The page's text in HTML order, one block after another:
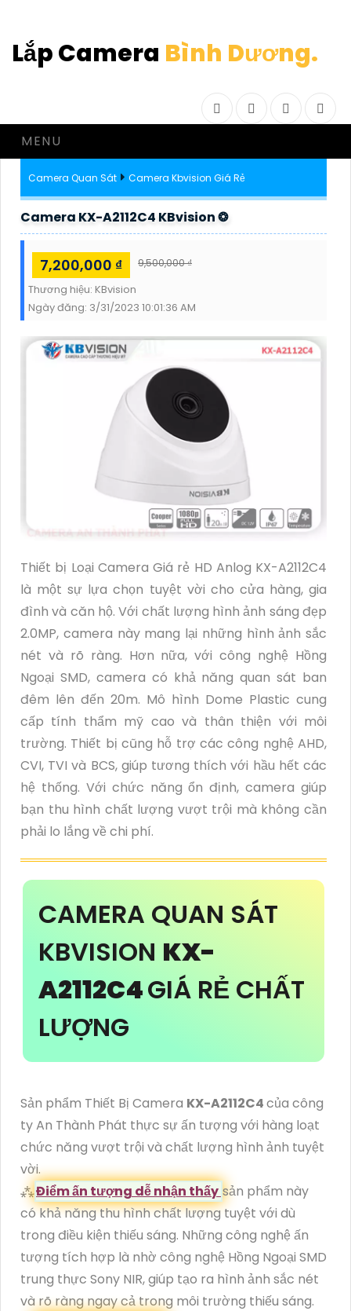
Lắp Camera Bình Dương.
FacebookTwitter Instagram
MENU
Camera Quan Sát Camera Kbvision Giá Rẻ
Camera KX-A2112C4 KBvision ❂
7,200,000 ₫ 9,500,000 ₫
Thương hiệu: KBvision
Ngày đăng: 3/31/2023 10:01:36 AM
Thiết bị Loại Camera Giá rẻ HD Anlog KX-A2112C4
là một sự lựa chọn tuyệt vời cho cửa hàng, gia
đình và căn hộ. Với chất lượng hình ảnh sáng đẹp
2.0MP, camera này mang lại những hình ảnh sắc
nét và rõ ràng. Hơn nữa, với công nghệ Hồng
Ngoại SMD, camera có khả năng quan sát ban
đêm lên đến 20m. Mô hình Dome Plastic cung
cấp tính thẩm mỹ cao và thân thiện với môi
trường. Thiết bị cũng hỗ trợ các công nghệ AHD,
CVI, TVI và BCS, giúp tương thích với hầu hết các
hệ thống. Với chức năng ổn định, camera giúp
bạn thu hình chất lượng vượt trội mà không cần
phải lo lắng về chi phí.
CAMERA QUAN SÁT
KBVISION KX-
A2112C4GIÁ RẺ CHẤT
LƯỢNG
Sản phẩm Thiết Bị Camera KX-A2112C4của công
ty An Thành Phát thực sự ấn tượng với hàng loạt
chức năng vượt trội và chất lượng hình ảnh tuyệt
vời.
⁂Điểm ấn tượng dễ nhận thấy sản phẩm này
có khả năng thu hình chất lượng tuyệt với dù
trong điều kiện thiếu sáng. Những công nghệ ấn
tượng tích hợp là nhờ công nghệ Hồng Ngoại SMD
trung thực Sony NIR, giúp tạo ra hình ảnh sắc nét
và rõ ràng ngay cả trong môi trường thiếu sáng.